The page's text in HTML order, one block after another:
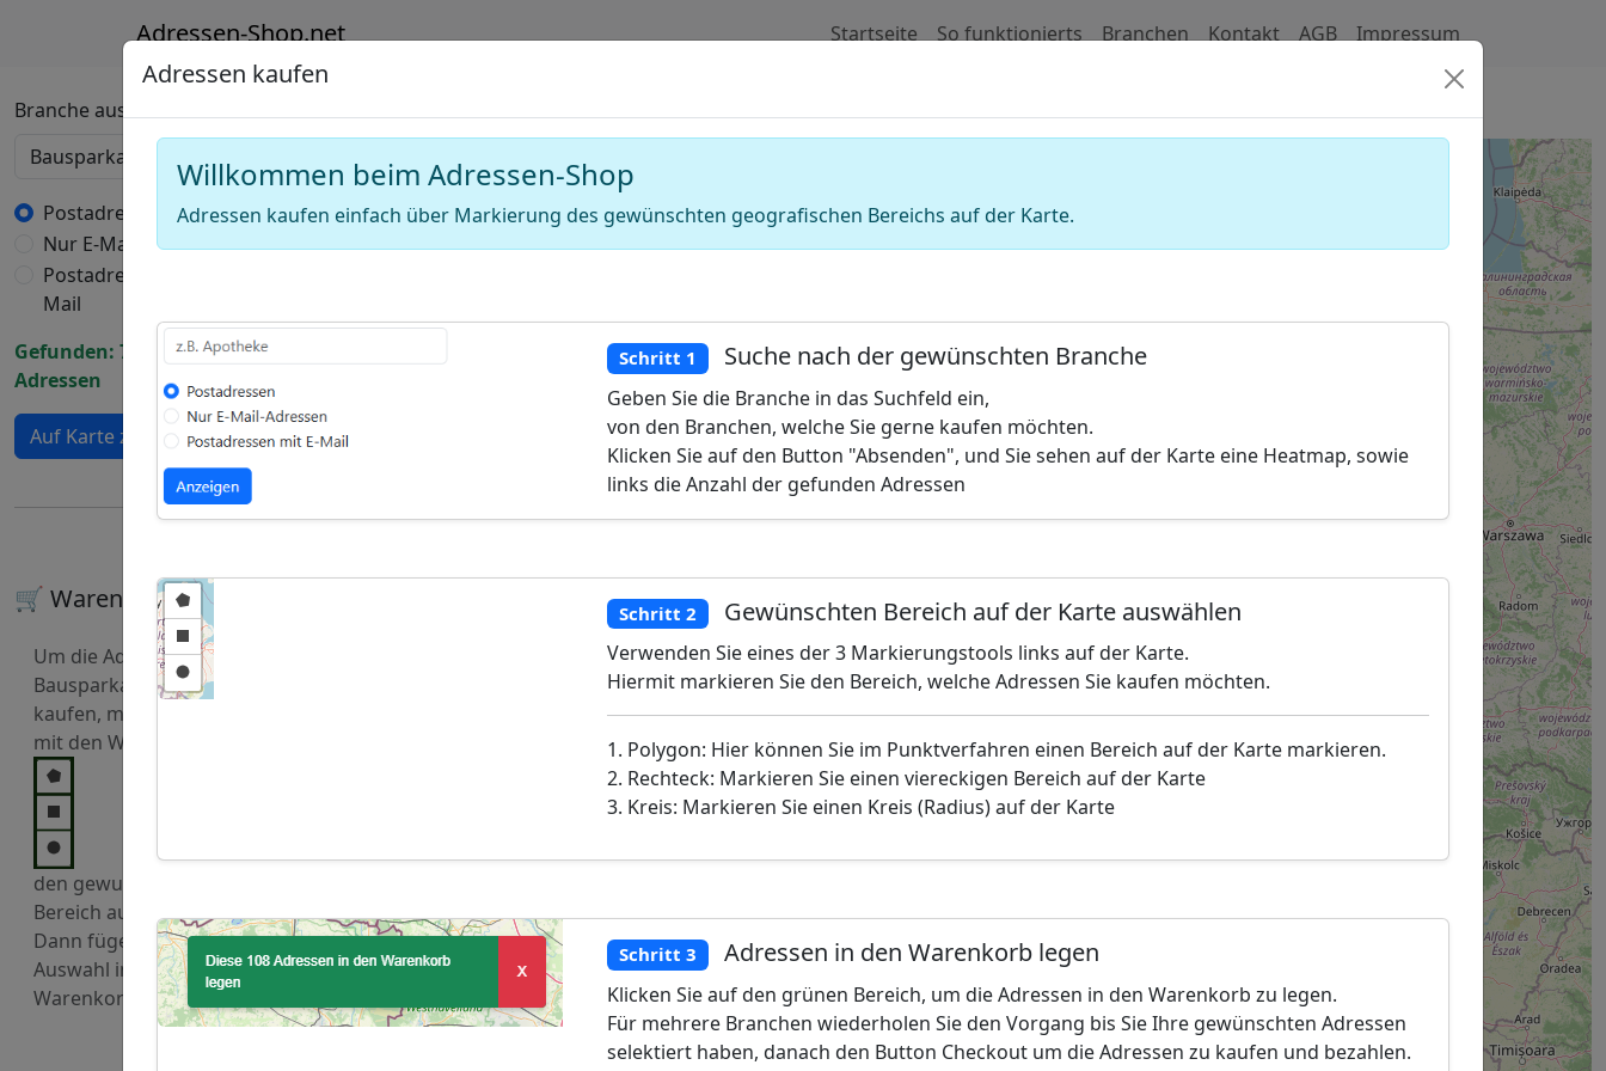
Adressen-Shop.net Startseite So funktionierts Branchen Kontakt AGB Impressum
Branche auswählen
Postadressen
Nur E-Mail-Adressen
Postadressen mit E-
Mail
Gefunden: 7270
Adressen
Auf Karte zeigen
🛒 Warenkorb
Um die Adressen von
Bausparkassen zu
kaufen, markieren Sie
mit den Werkzeugen
den gewuenschten
Bereich auf der Karte.
Dann fügen Sie diese
Auswahl in den
Warenkorb hinzu.
Deutschland Karte für Adressen von Bausparkassen (Bausparkassen)
+
−
polygon
a
Draw
layers
Delete
Adressen kaufen
Willkommen beim Adressen-Shop
Adressen kaufen einfach über Markierung des gewünschten geografischen Bereichs auf der Karte.
Schritt 1 Suche nach der gewünschten Branche
Geben Sie die Branche in das Suchfeld ein,
von den Branchen, welche Sie gerne kaufen möchten.
Klicken Sie auf den Button "Absenden", und Sie sehen auf der Karte eine Heatmap, sowie
links die Anzahl der gefunden Adressen
Schritt 2 Gewünschten Bereich auf der Karte auswählen
Verwenden Sie eines der 3 Markierungstools links auf der Karte.
Hiermit markieren Sie den Bereich, welche Adressen Sie kaufen möchten.
1. Polygon: Hier können Sie im Punktverfahren einen Bereich auf der Karte markieren.
2. Rechteck: Markieren Sie einen viereckigen Bereich auf der Karte
3. Kreis: Markieren Sie einen Kreis (Radius) auf der Karte
Schritt 3 Adressen in den Warenkorb legen
Klicken Sie auf den grünen Bereich, um die Adressen in den Warenkorb zu legen.
Für mehrere Branchen wiederholen Sie den Vorgang bis Sie Ihre gewünschten Adressen
selektiert haben, danach den Button Checkout um die Adressen zu kaufen und bezahlen.